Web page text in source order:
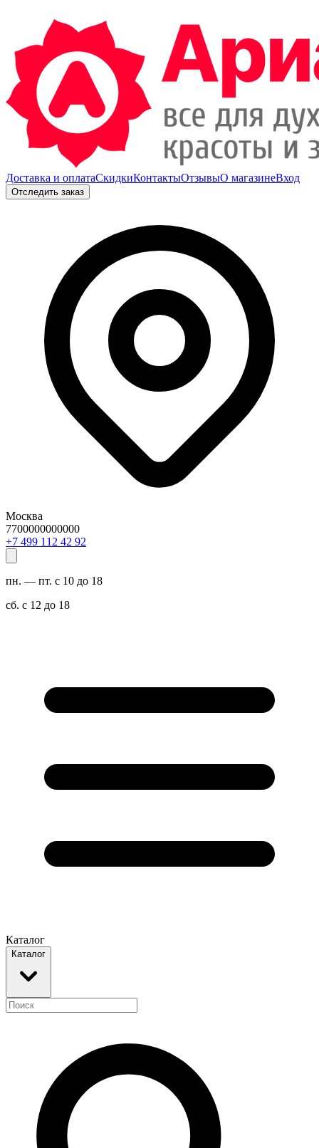
Доставка и оплатаСкидкиКонтактыОтзывыО магазинеВход
Отследить заказ
Москва
7700000000000
29 24 211 994 7+
пн. — пт. с 10 до 18
сб. с 12 до 18
Каталог
Каталог